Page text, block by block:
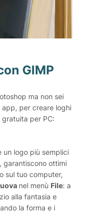
GIMP
ma non sei
app, per creare loghi
gratuita per PC:
un logo più semplici
garantiscono ottimi
sul tuo computer,
nel menù File: a
alla fantasia e
la forma e i